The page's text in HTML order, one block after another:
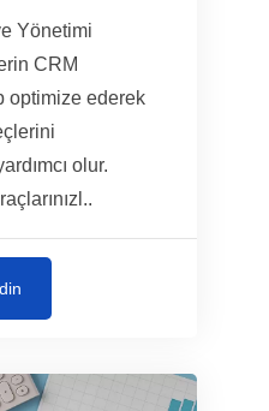
Yönetimi
CRM
optimize ederek
olur.